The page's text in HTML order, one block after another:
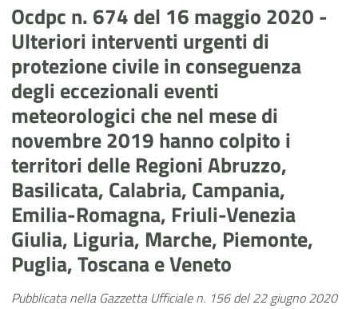
Ocdpc n. 674 del 16 maggio 2020 -
Ulteriori interventi urgenti di
protezione civile in conseguenza
degli eccezionali eventi
meteorologici che nel mese di
novembre 2019 hanno colpito i
territori delle Regioni Abruzzo,
Basilicata, Calabria, Campania,
Emilia-Romagna, Friuli-Venezia
Giulia, Liguria, Marche, Piemonte,
Puglia, Toscana e Veneto
Pubblicata nella Gazzetta Ufficiale n. 156 del 22 giugno 2020